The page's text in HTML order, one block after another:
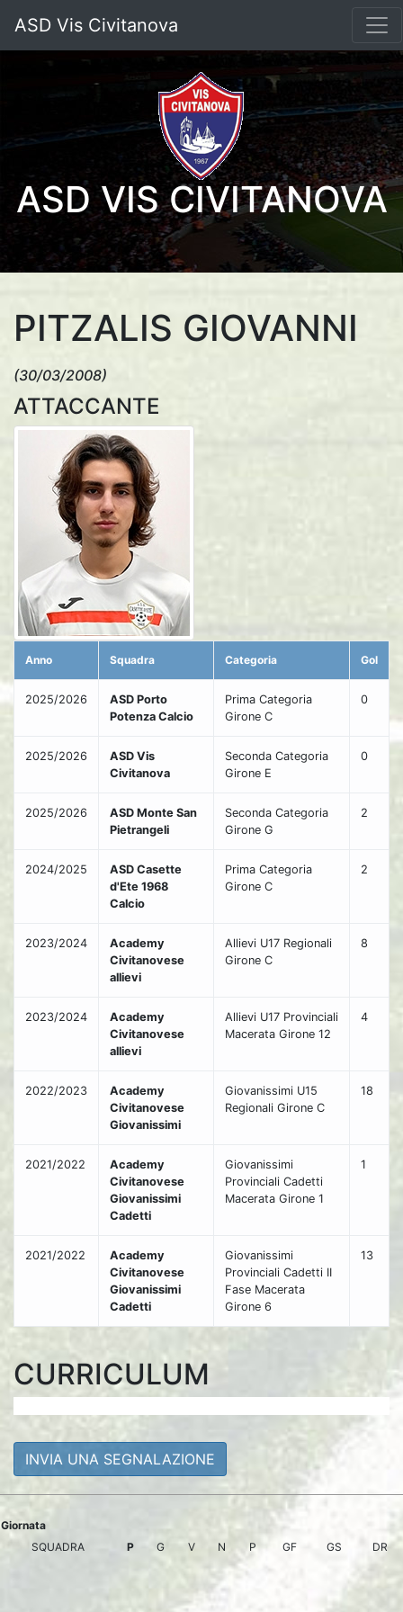
ASD Vis Civitanova
ASD VIS CIVITANOVA
PITZALIS GIOVANNI
(30/03/2008)
ATTACCANTE
Anno Squadra Categoria Gol
2025/2026
ASD Porto
Potenza Calcio
Prima Categoria
Girone C
0
2025/2026
ASD Vis
Civitanova
Seconda Categoria
Girone E
0
2025/2026
ASD Monte San
Pietrangeli
Seconda Categoria
Girone G
2
2024/2025
ASD Casette
d'Ete 1968
Calcio
Prima Categoria
Girone C
2
2023/2024
Academy
Civitanovese
allievi
Allievi U17 Regionali
Girone C
8
2023/2024
Academy
Civitanovese
allievi
Allievi U17 Provinciali
Macerata Girone 12
4
2022/2023
Academy
Civitanovese
Giovanissimi
Giovanissimi U15
Regionali Girone C
18
2021/2022
Academy
Civitanovese
Giovanissimi
Cadetti
Giovanissimi
Provinciali Cadetti
Macerata Girone 1
1
2021/2022
Academy
Civitanovese
Giovanissimi
Cadetti
Giovanissimi
Provinciali Cadetti II
Fase Macerata
Girone 6
13
CURRICULUM
INVIA UNA SEGNALAZIONE
Giornata
SQUADRA
P G V N P GF GS DR